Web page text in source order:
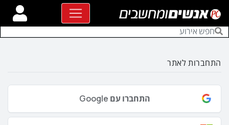
התחברות לאתר
התחברו עם Google